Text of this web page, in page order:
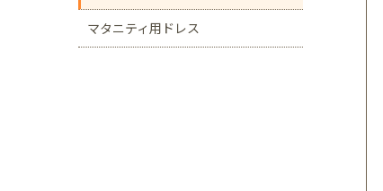
マタニティ用ドレス